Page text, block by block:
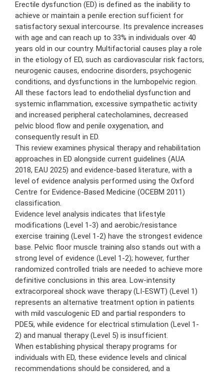
Erectile dysfunction (ED) is defined as the inability to
achieve or maintain a penile erection sufficient for
satisfactory sexual intercourse. Its prevalence increases
with age and can reach up to 33% in individuals over 40
years old in our country. Multifactorial causes play a role
in the etiology of ED, such as cardiovascular risk factors,
neurogenic causes, endocrine disorders, psychogenic
conditions, and dysfunctions in the lumbopelvic region.
All these factors lead to endothelial dysfunction and
systemic inflammation, excessive sympathetic activity
and increased peripheral catecholamines, decreased
pelvic blood flow and penile oxygenation, and
consequently result in ED.
This review examines physical therapy and rehabilitation
approaches in ED alongside current guidelines (AUA
2018, EAU 2025) and evidence-based literature, with a
level of evidence analysis performed using the Oxford
Centre for Evidence-Based Medicine (OCEBM 2011)
classification.
Evidence level analysis indicates that lifestyle
modifications (Level 1-3) and aerobic/resistance
exercise training (Level 1-2) have the strongest evidence
base. Pelvic floor muscle training also stands out with a
strong level of evidence (Level 1-2); however, further
randomized controlled trials are needed to achieve more
definitive conclusions in this area. Low-intensity
extracorporeal shock wave therapy (LI-ESWT) (Level 1)
represents an alternative treatment option in patients
with mild vasculogenic ED and partial responders to
PDE5i, while evidence for electrical stimulation (Level 1-
2) and manual therapy (Level 5) is insufficient.
When establishing physical therapy programs for
individuals with ED, these evidence levels and clinical
recommendations should be considered, and a